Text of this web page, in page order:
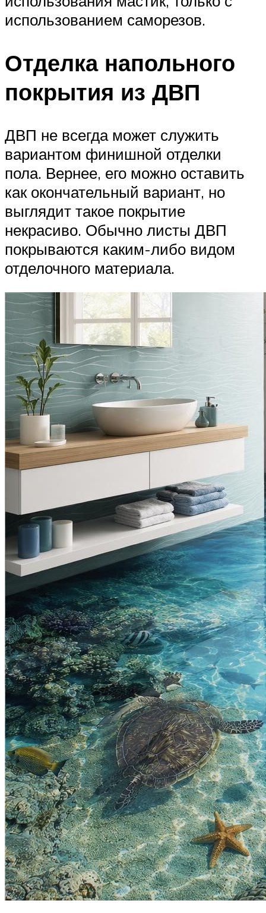
использованием саморезов.
Отделка напольного
покрытия из ДВП
ДВП не всегда может служить
вариантом финишной отделки
пола. Вернее, его можно оставить
как окончательный вариант, но
выглядит такое покрытие
некрасиво. Обычно листы ДВП
покрываются каким-либо видом
отделочного материала.